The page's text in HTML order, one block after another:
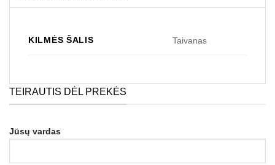
KILMĖS ŠALIS Taivanas
TEIRAUTIS DĖL PREKĖS
Jūsų vardas